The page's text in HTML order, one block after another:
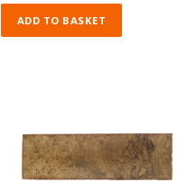
ADD TO BASKET